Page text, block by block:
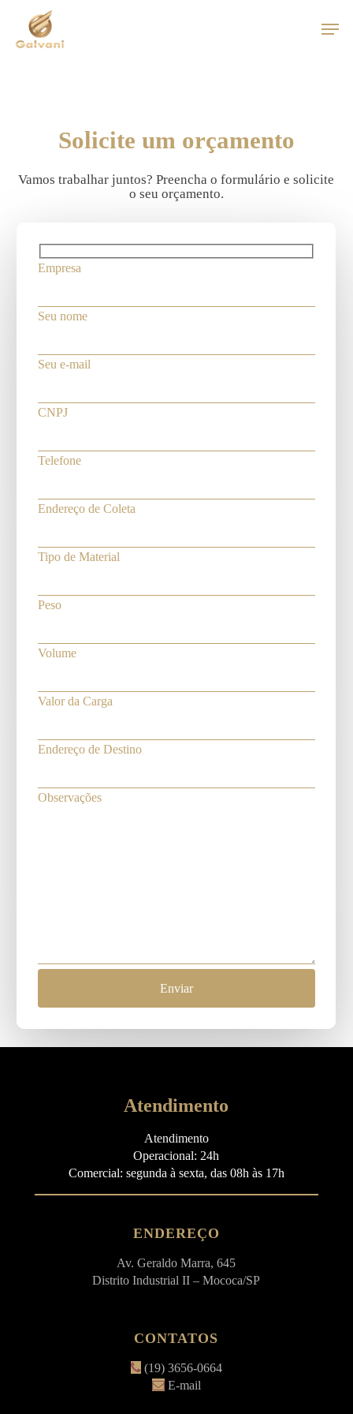
main
Menu
Início»
Solicite um orçamento
Vamos trabalhar juntos? Preencha o formulário e solicite
o seu orçamento.
Empresa
Seu nome
Seu e-mail
CNPJ
Telefone
Endereço de Coleta
Tipo de Material
Peso
Volume
Valor da Carga
Endereço de Destino
Observações
Atendimento
Atendimento
Operacional: 24h
Comercial: segunda à sexta, das 08h às 17h
ENDEREÇO
Av. Geraldo Marra, 645
Distrito Industrial II – Mococa/SP
CONTATOS
(19) 3656-0664
E-mail